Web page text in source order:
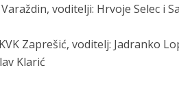
voditelji: Hrvoje Selec i
Zaprešić, voditelj: Jadranko
Klarić